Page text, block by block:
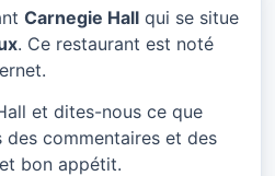
Carnegie Hall qui se situe
. Ce restaurant est noté
et dites-nous ce que
commentaires et des
bon appétit.